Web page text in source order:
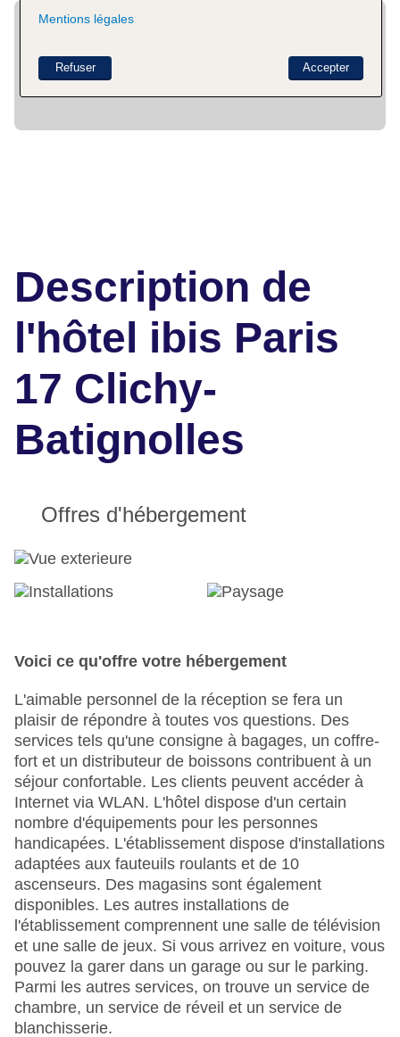
Description de
l'hôtel ibis Paris
17 Clichy-
Batignolles
Offres d'hébergement
Voici ce qu'offre votre hébergement
L'aimable personnel de la réception se fera un
plaisir de répondre à toutes vos questions. Des
services tels qu'une consigne à bagages, un coffre-
fort et un distributeur de boissons contribuent à un
séjour confortable. Les clients peuvent accéder à
Internet via WLAN. L'hôtel dispose d'un certain
nombre d'équipements pour les personnes
handicapées. L'établissement dispose d'installations
adaptées aux fauteuils roulants et de 10
ascenseurs. Des magasins sont également
disponibles. Les autres installations de
l'établissement comprennent une salle de télévision
et une salle de jeux. Si vous arrivez en voiture, vous
pouvez la garer dans un garage ou sur le parking.
Parmi les autres services, on trouve un service de
chambre, un service de réveil et un service de
blanchisserie.
Mentions légales
Accepter
Refuser